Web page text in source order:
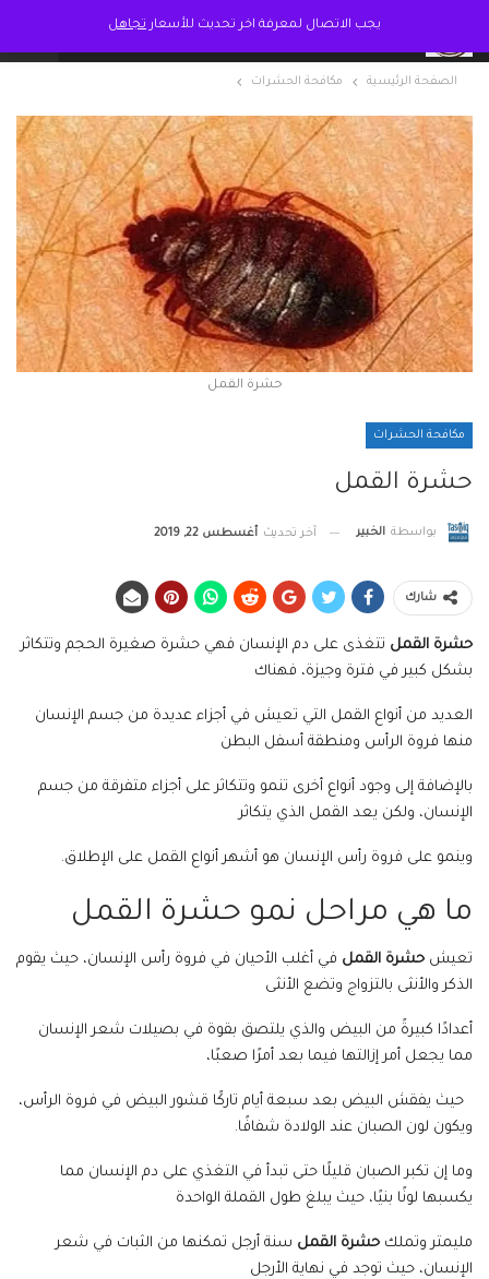
الصفحة الرئيسية مكافحة الحشرات
حشرة القمل
مكافحة الحشرات
حشرة القمل
بواسطة الخبير آخر تحديث أغسطس 22, 2019
شارك
حشرة القمل تتغذى على دم الإنسان فهي حشرة صغيرة الحجم وتتكاثر
بشكل كبير في فترة وجيزة، فهناك
العديد من أنواع القمل التي تعيش في أجزاء عديدة من جسم الإنسان
منها فروة الرأس ومنطقة أسفل البطن
بالإضافة إلى وجود أنواع أخرى تنمو وتتكاثر على أجزاء متفرقة من جسم
الإنسان، ولكن يعد القمل الذي يتكاثر
وينمو على فروة رأس الإنسان هو أشهر أنواع القمل على الإطلاق.
ما هي مراحل نمو حشرة القمل
تعيشحشرة القمل في أغلب الأحيان في فروة رأس الإنسان، حيث يقوم
الذكر والأنثى بالتزواج وتضع الأنثى
أعدادًا كبيرةً من البيض والذي يلتصق بقوة في بصيلات شعر الإنسان
مما يجعل أمر إزالتها فيما بعد أمرًا صعبًا،
حيث يفقش البيض بعد سبعة أيام تاركًا قشور البيض في فروة الرأس،
ويكون لون الصبان عند الولادة شفافًا.
وما إن تكبر الصبان قليلًا حتى تبدأ في التغذي على دم الإنسان مما
يكسبها لونًا بنيًا، حيث يبلغ طول القملة الواحدة
مليمتر وتملكحشرة القمل سنة أرجل تمكنها من الثبات في شعر
الإنسان، حيث توجد في نهاية الأرجل
يجب الاتصال لمعرفة اخر تحديث للأسعار تجاهل